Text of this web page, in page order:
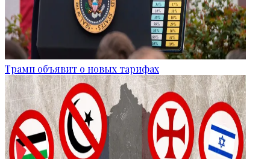
Трамп объявит о новых тарифах